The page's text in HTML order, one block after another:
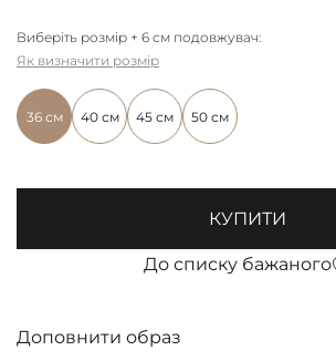
Виберіть розмір + 6 см подовжувач:
36 см 40 см 45 см 50 см
Як визначити розмір
КУПИТИ
До списку бажаного
Доповнити образ